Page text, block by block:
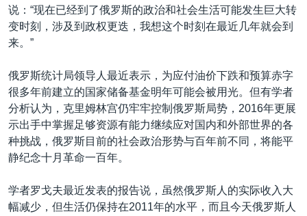
说：“现在已经到了俄罗斯的政治和社会生活可能发生巨大转
变时刻，涉及到政权更迭，我想这个时刻在最近几年就会到
来。”
俄罗斯统计局领导人最近表示，为应付油价下跌和预算赤字
很多年前建立的国家储备基金明年可能会被用光。但有学者
分析认为，克里姆林宫仍牢牢控制俄罗斯局势，2016年更展
示出手中掌握足够资源有能力继续应对国内和外部世界的各
种挑战，俄罗斯目前的社会政治形势与百年前不同，将能平
静纪念十月革命一百年。
学者罗戈夫最近发表的报告说，虽然俄罗斯人的实际收入大
幅减少，但生活仍保持在2011年的水平，而且今天俄罗斯人